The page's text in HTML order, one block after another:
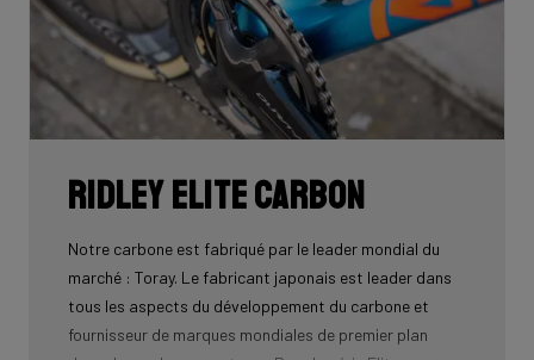
composants.
Ridley Elite Carbon
Notre carbone est fabriqué par le leader mondial du
marché : Toray. Le fabricant japonais est leader dans
tous les aspects du développement du carbone et
fournisseur de marques mondiales de premier plan